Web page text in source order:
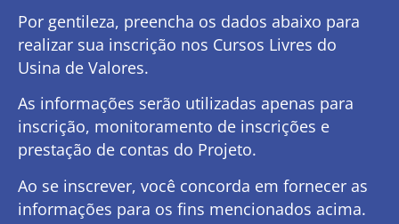
Por gentileza, preencha os dados abaixo para
realizar sua inscrição nos Cursos Livres do
Usina de Valores.
As informações serão utilizadas apenas para
inscrição, monitoramento de inscrições e
prestação de contas do Projeto.
Ao se inscrever, você concorda em fornecer as
informações para os fins mencionados acima.